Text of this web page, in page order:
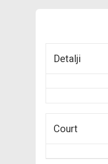
Detalji
Court